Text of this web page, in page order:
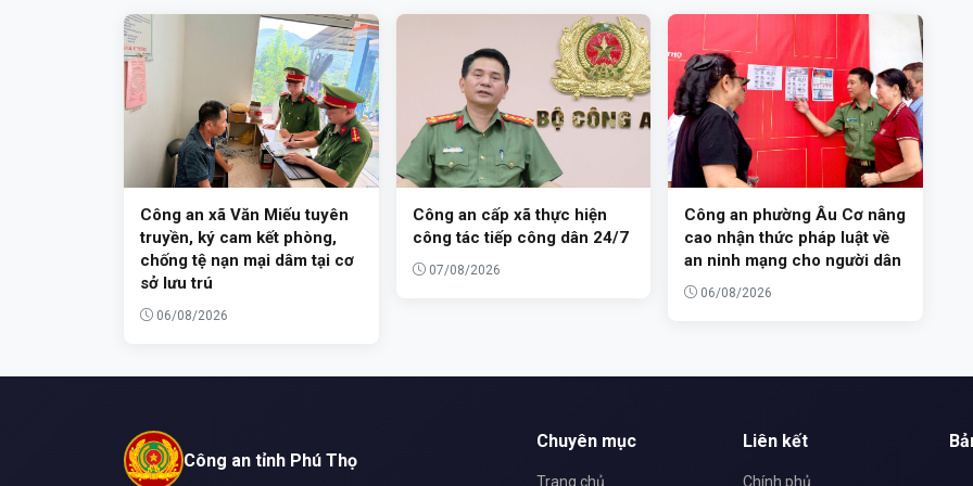
Công an xã Văn Miếu tuyên
truyền, ký cam kết phòng,
chống tệ nạn mại dâm tại cơ
sở lưu trú
06/08/2026
Công an cấp xã thực hiện
công tác tiếp công dân 24/7
07/08/2026
Công an phường Âu Cơ nâng
cao nhận thức pháp luật về
an ninh mạng cho người dân
06/08/2026
Công an tỉnh Phú Thọ
Chuyên mục
Trang chủ
Liên kết
Chính phủ